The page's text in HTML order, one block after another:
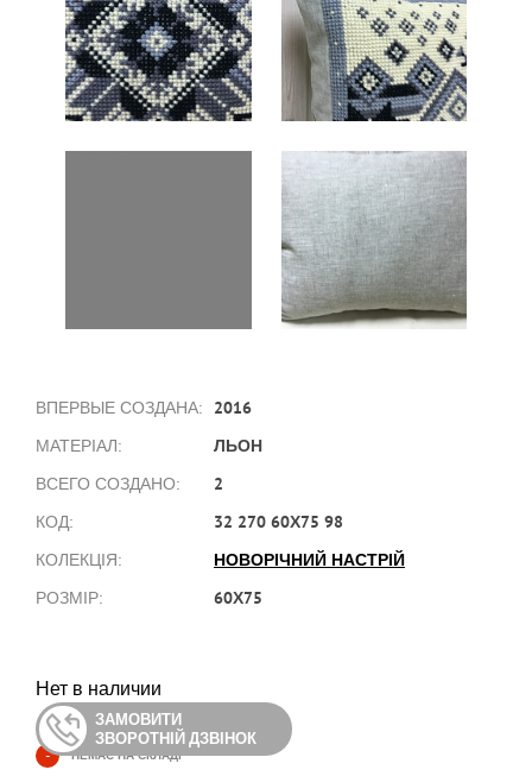
ВПЕРВЫЕ СОЗДАНА: 2016
МАТЕРІАЛ: ЛЬОН
ВСЕГО СОЗДАНО: 2
КОД: 32 270 60Х75 98
КОЛЕКЦІЯ: НОВОРІЧНИЙ НАСТРІЙ
РОЗМІР: 60Х75
Нет в наличии
ЗАМОВИТИ
ЗВОРОТНІЙ ДЗВІНОК
- НЕМАЄ НА СКЛАДІ